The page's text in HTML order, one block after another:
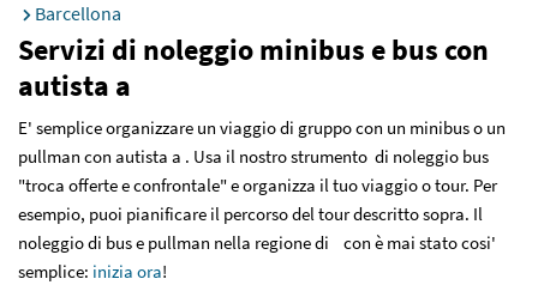
Barcellona
Servizi di noleggio minibus e bus con
autista a
E' semplice organizzare un viaggio di gruppo con un minibus o un
pullman con autista a . Usa il nostro strumento di noleggio bus
"troca offerte e confrontale" e organizza il tuo viaggio o tour. Per
esempio, puoi pianificare il percorso del tour descritto sopra. Il
noleggio di bus e pullman nella regione di con è mai stato cosi'
semplice: inizia ora!